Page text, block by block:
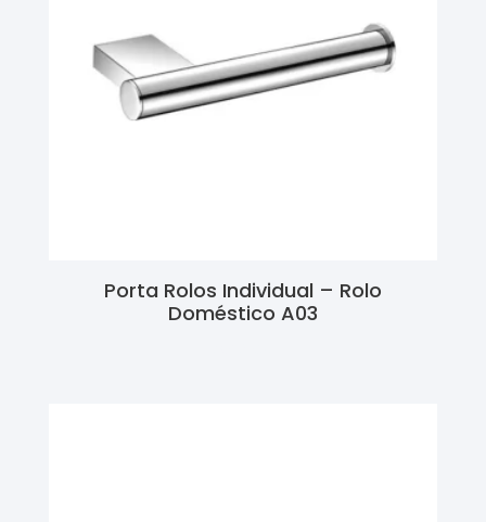
Porta Rolos Individual – Rolo
Doméstico A03